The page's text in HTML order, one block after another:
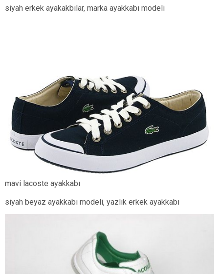
siyah erkek ayakakbılar, marka ayakkabı modeli
mavi lacoste ayakkabı
siyah beyaz ayakkabı modeli, yazlık erkek ayakkabı